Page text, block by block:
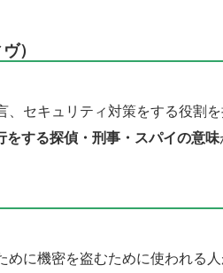
）
セキュリティ対策をする役割
する探偵・刑事・スパイの意味
に機密を盗むために使われる